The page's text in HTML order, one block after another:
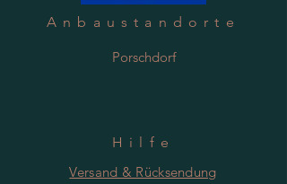
Anbaustandorte
Porschdorf
Hilfe
Versand & Rücksendung